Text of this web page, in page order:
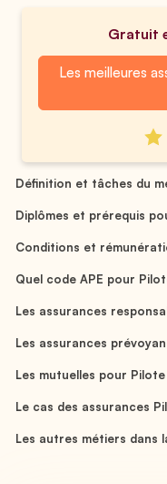
Gratuit
Les meilleures
Définition et tâches du
Diplômes et prérequis
Conditions et
Quel code APE pour
Les assurances
Les assurances
Les mutuelles pour
Le cas des assurances
Les autres métiers dans